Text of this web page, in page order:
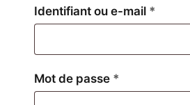
Identifiant ou e-mail *
Mot de passe *